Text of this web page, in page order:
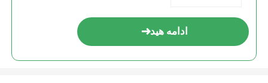
ادامه هید